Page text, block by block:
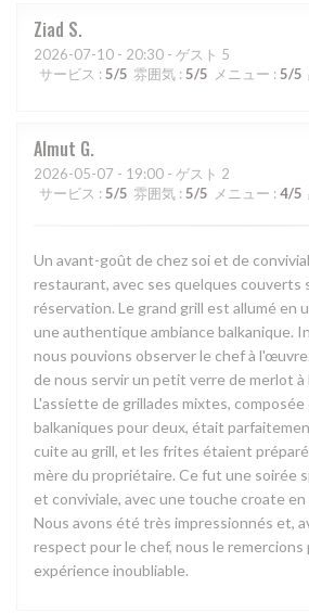
Ziad S
2026-07-10 - 20:30 - ゲスト 5
サービス : 5/5 雰囲気 : 5/5 メニュー : 5/5
Almut G
2026-05-07 - 19:00 - ゲスト 2
サービス : 5/5 雰囲気 : 5/5 メニュー : 4/5
Un avant-goût de chez soi et de
restaurant, avec ses quelques couverts
réservation. Le grand grill est allumé en
une authentique ambiance balkanique.
nous pouvions observer le chef à
de nous servir un petit verre de merlot à
L'assiette de grillades mixtes,
balkaniques pour deux, était
cuite au grill, et les frites étaient
mère du propriétaire. Ce fut une soirée
et conviviale, avec une touche croate
Nous avons été très impressionnés et,
respect pour le chef, nous le
expérience inoubliable.